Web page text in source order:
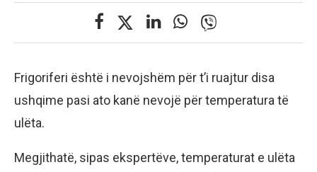
Frigoriferi është i nevojshëm për t’i ruajtur disa
ushqime pasi ato kanë nevojë për temperatura të
ulëta.
Megjithatë, sipas ekspertëve, temperaturat e ulëta